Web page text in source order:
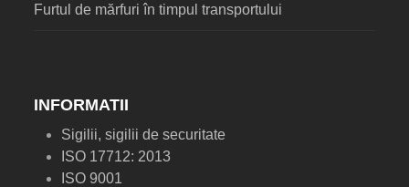
Furtul de mărfuri în timpul transportului
INFORMATII
Sigilii, sigilii de securitate
ISO 17712: 2013
ISO 9001